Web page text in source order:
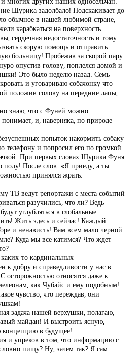
Шурика задолбало! Подскакивает до
обычное в нашей любимой стране,
карабкаться на поверхность.
сердечная недостаточность и тому
скорую помощь и отправить
больницу! Пробежав за скорой пару
опустив голову, поплелся домой и
Это было неделю назад. Семь
и уговариваю собачонку что-
положив голову на передние лапы,
знаю, что с Фуней можно
понимает, и, наверняка, по природе
попыток накормить собаку
телефону и попросил его по громкой
При первых словах Шурика Фуня
полу! После слов: «Я приеду, а ты
принялся жрать.
ТВ ведут репортажи с места событий
разучились, что ли? Ведь
углубляться в глобальные
Жить здесь и сейчас! Каждый
и ненависть! Вам всем мало черной
Куда мы все катимся? Что ждет
то кардинальных
к добру и справедливости у нас в
осторожностью относятся даже к
как Чубайс и ему подобным!
чувство, что переждав, они
задача нашей верхушки, полагаю,
майдан! И выстроить ясную,
концепцию в будущее!
и упреков в том, что информацию с
пищу? Ну, зачем так? Я сам